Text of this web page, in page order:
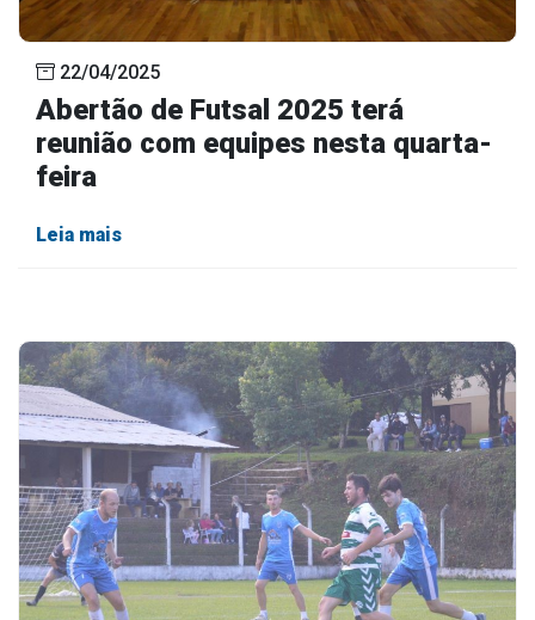
22/04/2025
Abertão de Futsal 2025 terá
reunião com equipes nesta quarta-
feira
Leia mais